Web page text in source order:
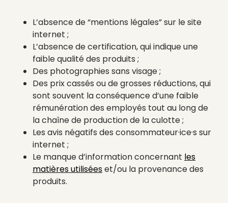
L’absence de “mentions légales” sur le site
internet ;
L’absence de certification, qui indique une
faible qualité des produits ;
Des photographies sans visage ;
Des prix cassés ou de grosses réductions, qui
sont souvent la conséquence d’une faible
rémunération des employés tout au long de
la chaîne de production de la culotte ;
Les avis négatifs des consommateur·ice·s sur
internet ;
Le manque d’information concernant les
matières utiliséeset/ou la provenance des
produits.